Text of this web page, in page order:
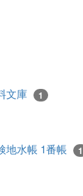
文庫 1
地水帳 1番帳 1